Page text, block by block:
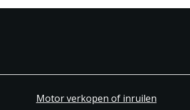
Motor verkopen of inruilen